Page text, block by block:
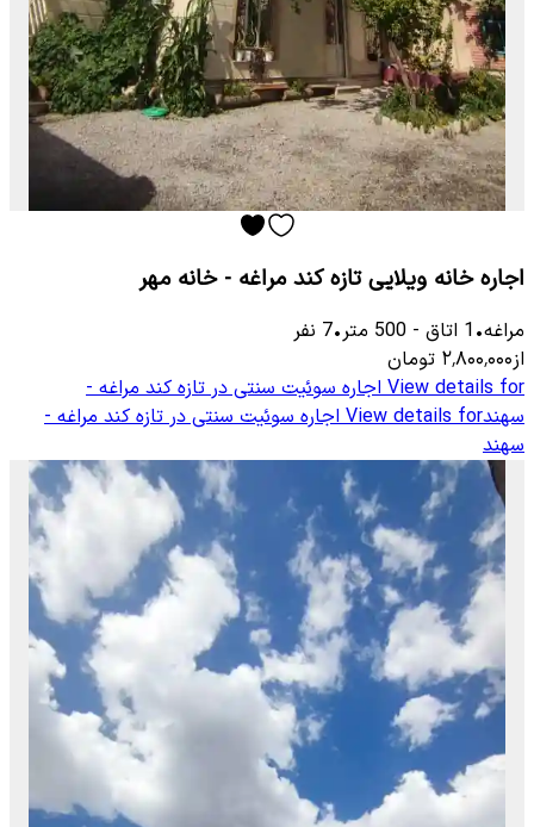
اجاره خانه ویلایی تازه کند مراغه - خانه مهر
مراغه•
1 اتاق -
500 متر•
7 نفر
از۲٬۸۰۰٬۰۰۰ تومان
View details for اجاره سوئیت سنتی در تازه کند مراغه -
سهندView details for اجاره سوئیت سنتی در تازه کند مراغه -
سهند